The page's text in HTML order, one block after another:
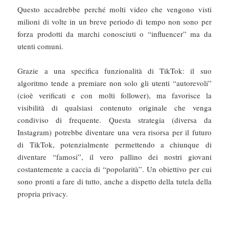
Questo accadrebbe perché molti video che vengono visti
milioni di volte in un breve periodo di tempo non sono per
forza prodotti da marchi conosciuti o “influencer” ma da
utenti comuni.
Grazie a una specifica funzionalità di TikTok: il suo
algoritmo tende a premiare non solo gli utenti “autorevoli”
(cioè verificati e con molti follower), ma favorisce la
visibilità di qualsiasi contenuto originale che venga
condiviso di frequente. Questa strategia (diversa da
Instagram) potrebbe diventare una vera risorsa per il futuro
di TikTok, potenzialmente permettendo a chiunque di
diventare “famosi”, il vero pallino dei nostri giovani
costantemente a caccia di “popolarità”. Un obiettivo per cui
sono pronti a fare di tutto, anche a dispetto della tutela della
propria privacy.